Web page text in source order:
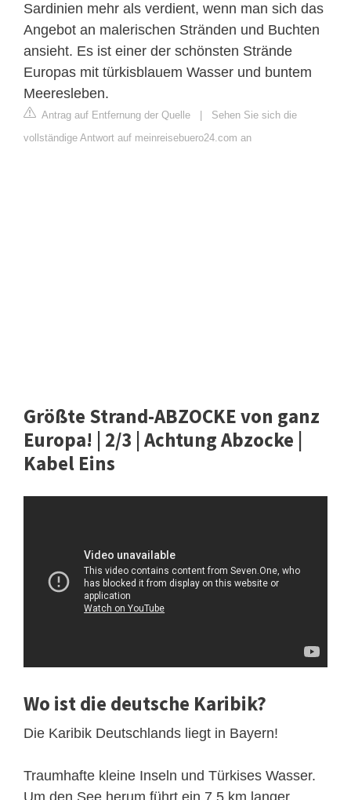
Sardinien mehr als verdient, wenn man sich das
Angebot an malerischen Stränden und Buchten
ansieht. Es ist einer der schönsten Strände
Europas mit türkisblauem Wasser und buntem
Meeresleben.
Antrag auf Entfernung der Quelle
Sehen Sie sich die
vollständige Antwort auf meinreisebuero24.com an
Größte Strand-ABZOCKE von ganz
Europa! | 2/3 | Achtung Abzocke |
Kabel Eins
Wo ist die deutsche Karibik?
Die Karibik Deutschlands liegt in Bayern!
Traumhafte kleine Inseln und Türkises Wasser.
Um den See herum führt ein 7,5 km langer